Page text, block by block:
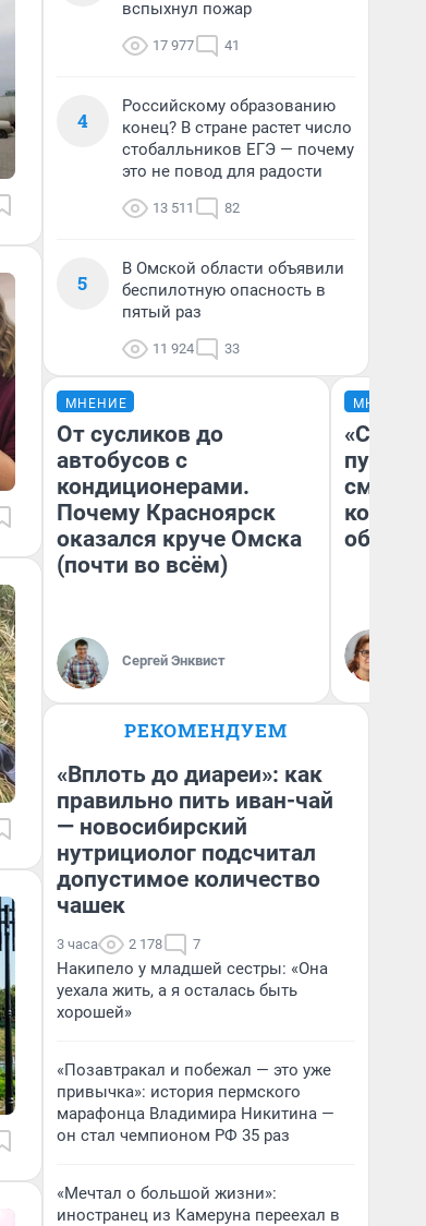
вспыхнул пожар
17 977 41
4
Российскому образованию
конец? В стране растет число
стобалльников ЕГЭ — почему
это не повод для радости
13 511 82
5
В Омской области объявили
беспилотную опасность в
пятый раз
11 924 33
МНЕНИЕ
От сусликов до
автобусов с
кондиционерами.
Почему Красноярск
оказался круче Омска
(почти во всём)
Сергей Энквист
МНЕНИЕ
РЕКОМЕНДУЕМ
«Вплоть до диареи»: как
правильно пить иван-чай
— новосибирский
нутрициолог подсчитал
допустимое количество
чашек
3 часа 2 178 7
Накипело у младшей сестры: «Она
уехала жить, а я осталась быть
хорошей»
«Позавтракал и побежал — это уже
привычка»: история пермского
марафонца Владимира Никитина —
он стал чемпионом РФ 35 раз
«Мечтал о большой жизни»:
иностранец из Камеруна переехал в